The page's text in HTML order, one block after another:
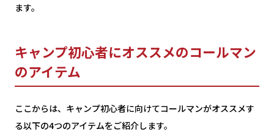
ます。
キャンプ初心者にオススメのコールマン
のアイテム
ここからは、キャンプ初心者に向けてコールマンがオススメす
る以下の4つのアイテムをご紹介します。